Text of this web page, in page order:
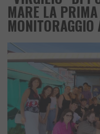
MARE LA